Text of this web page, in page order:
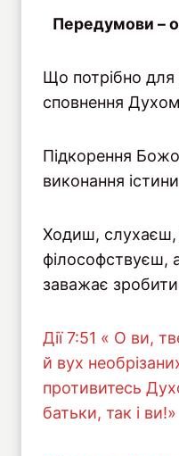
Передумови –
Що потрібно для
сповнення
Підкорення
виконання
Ходиш, слухаєш,
філософствуєш,
заважає
Дiї 7:51 « О ви,
й вух
противитесь
батьки, так і ви!»